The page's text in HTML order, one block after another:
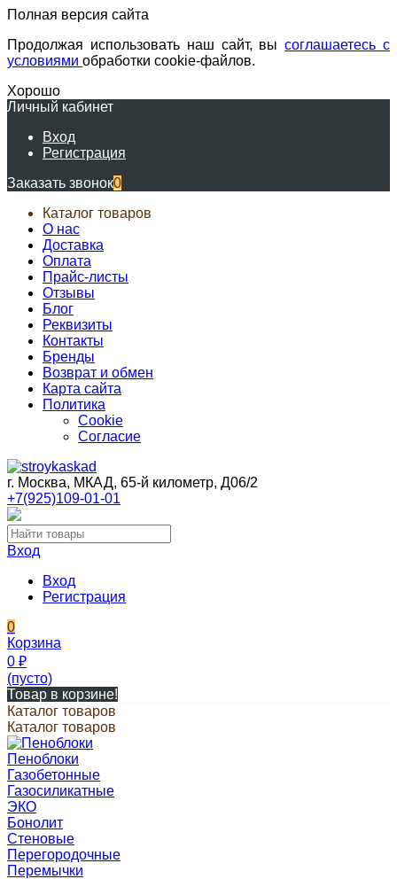
Полная версия сайта
Продолжая использовать наш сайт, высоглашаетесь с
условиями обработки cookie-файлов.
Хорошо
Личный кабинет
Вход
Регистрация
Заказать звонок0
Каталог товаров
О нас
Доставка
Оплата
Прайс-листы
Отзывы
Блог
Реквизиты
Контакты
Бренды
Возврат и обмен
Карта сайта
Политика
Cookie
Согласие
г. Москва, МКАД, 65-й километр, Д06/2
+7(925)109-01-01
Вход
Вход
Регистрация
0
Корзина
0 ₽
(пусто)
Товар в корзине!
Каталог товаров
Каталог товаров
Пеноблоки
Газобетонные
Газосиликатные
ЭКО
Бонолит
Стеновые
Перегородочные
Перемычки